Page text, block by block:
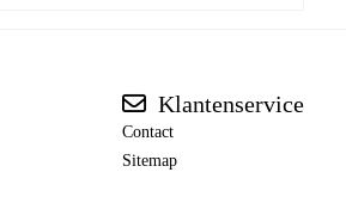
Klantenservice
Contact
Sitemap